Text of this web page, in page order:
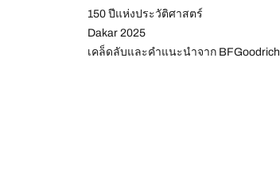
150 ปีแห่งประวัติศาสตร์
Dakar 2025
เคล็ดลับและคำแนะนำจาก BFGoodrich